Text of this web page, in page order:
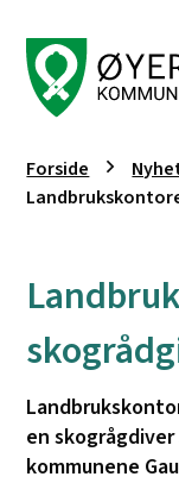
Du er her:
Forside
en
kommunene